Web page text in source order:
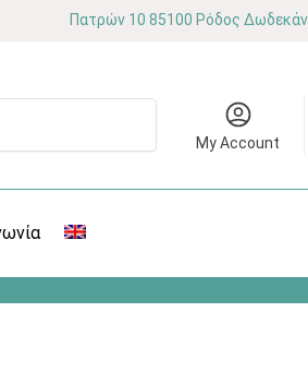
Πατρών 10 85100 Ρόδος
My Account